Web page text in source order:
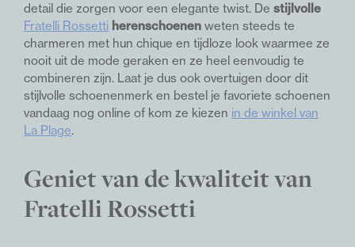
detail die zorgen voor een elegante twist. De stijlvolle
Fratelli Rossetti herenschoenen weten steeds te
charmeren met hun chique en tijdloze look waarmee ze
nooit uit de mode geraken en ze heel eenvoudig te
combineren zijn. Laat je dus ook overtuigen door dit
stijlvolle schoenenmerk en bestel je favoriete schoenen
vandaag nog online of kom ze kiezen in de winkel van
La Plage.
Geniet van de kwaliteit van
Fratelli Rossetti